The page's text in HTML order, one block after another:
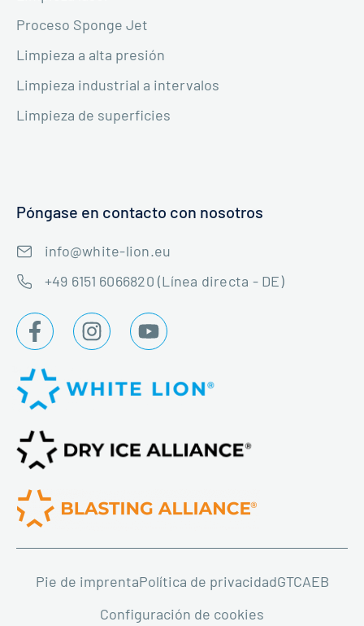
Proceso Sponge Jet
Limpieza a alta presión
Limpieza industrial a intervalos
Limpieza de superficies
Póngase en contacto con nosotros
info@white-lion.eu
+49 6151 6066820 (Línea directa - DE)
Pie de imprentaPolítica de privacidadGTCAEB
Configuración de cookies